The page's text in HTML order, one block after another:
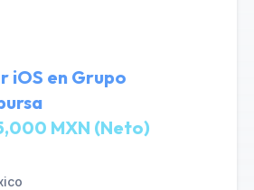
iOS en Grupo
MXN (Neto)